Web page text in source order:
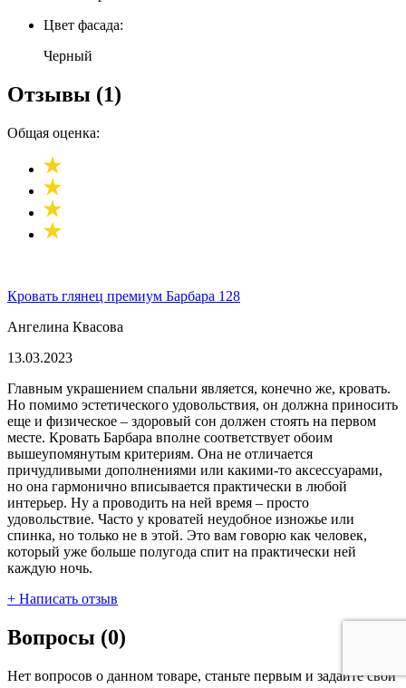
Цвет фасада:
Черный
Отзывы (1)
Общая оценка:
Кровать глянец премиум Барбара 128
Ангелина Квасова
13.03.2023
Главным украшением спальни является, конечно же, кровать.
Но помимо эстетического удовольствия, он должна приносить
еще и физическое – здоровый сон должен стоять на первом
месте. Кровать Барбара вполне соответствует обоим
вышеупомянутым критериям. Она не отличается
причудливыми дополнениями или какими-то аксессуарами,
но она гармонично вписывается практически в любой
интерьер. Ну а проводить на ней время – просто
удовольствие. Часто у кроватей неудобное изножье или
спинка, но только не в этой. Это вам говорю как человек,
который уже больше полугода спит на практически ней
каждую ночь.
+ Написать отзыв
Вопросы (0)
Нет вопросов о данном товаре, станьте первым и задайте свой